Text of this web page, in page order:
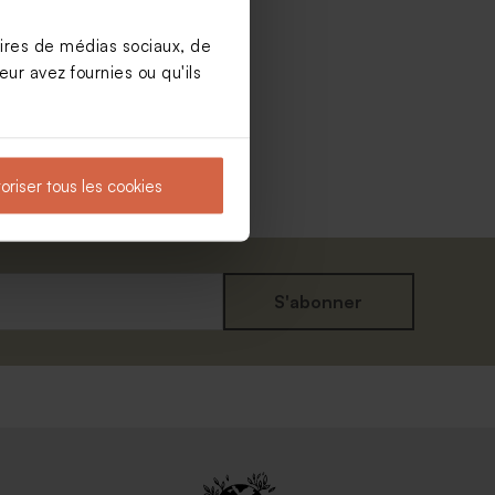
de médias sociaux, de
avez fournies ou qu'ils
tous les cookies
S'abonner